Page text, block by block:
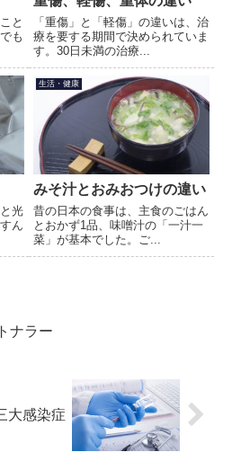
と
も
「重傷」と「軽傷」の違いは、治
療を要する期間で決められていま
す。30日未満の治療...
光
ん
生活・健康
みそ汁とおみおつけの違い
昔の日本の食事は、主食のごはん
とおかず1品、味噌汁の「一汁一
菜」が基本でした。ご...
トナラー
大感染症